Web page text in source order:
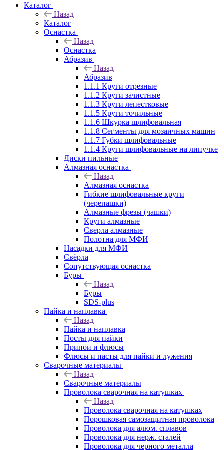
Каталог
Назад
Каталог
Оснастка
Назад
Оснастка
Абразив
Назад
Абразив
1.1.1 Круги отрезные
1.1.2 Круги зачистные
1.1.3 Круги лепестковые
1.1.5 Круги точильные
1.1.6 Шкурка шлифовальная
1.1.8 Сегменты для мозаичных машин
1.1.7 Губки шлифовальные
1.1.4 Круги шлифовальные на липучке
Диски пильные
Алмазная оснастка
Назад
Алмазная оснастка
Гибкие шлифовальные круги
(черепашки)
Алмазные фрезы (чашки)
Круги алмазные
Сверла алмазные
Полотна для МФИ
Насадки для МФИ
Свёрла
Сопутствующая оснастка
Буры
Назад
Буры
SDS-plus
Пайка и наплавка
Назад
Пайка и наплавка
Посты для пайки
Припои и флюсы
Флюсы и пасты для пайки и лужения
Сварочные материалы
Назад
Сварочные материалы
Проволока сварочная на катушках
Назад
Проволока сварочная на катушках
Порошковая самозащитная проволока
Проволока для алюм. сплавов
Проволока для нерж. сталей
Проволока для черного металла